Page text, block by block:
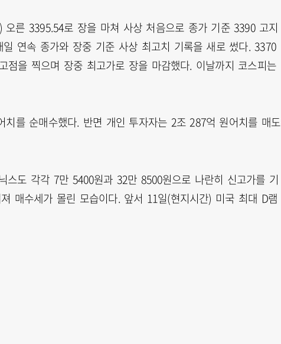
른 3395.54로 장을 마쳐 사상 처음으로 종가 기준 3390 고지
연속 종가와 장중 기준 사상 최고치 기록을 새로 썼다. 3370
점을 찍으며 장중 최고가로 장을 마감했다. 이날까지 코스피는
를 순매수했다. 반면 개인 투자자는 2조 287억 원어치를 매도
스도 각각 7만 5400원과 32만 8500원으로 나란히 신고가를 기
매수세가 몰린 모습이다. 앞서 11일(현지시간) 미국 최대 D램